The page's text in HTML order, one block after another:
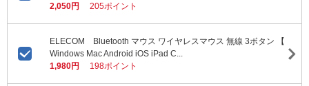
2,050円
205ポイント
ELECOM Bluetooth マウス ワイヤレスマウス 無線 3ボタン 【
Windows Mac Android iOS iPad C...
1,980円
198ポイント